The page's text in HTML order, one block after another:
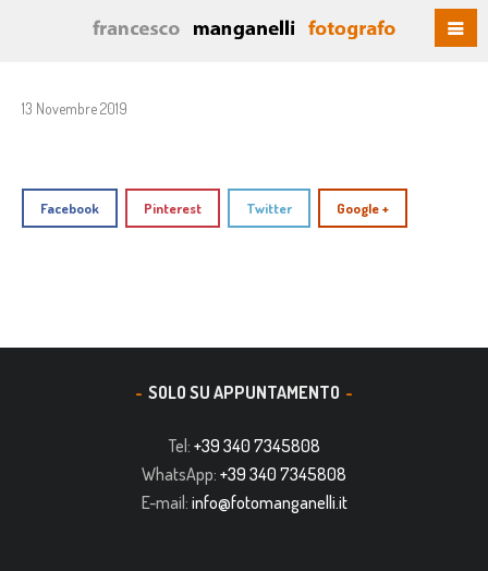
13 Novembre 2019
Facebook Pinterest Twitter Google +
SOLO SU APPUNTAMENTO
Tel: +39 340 7345808
WhatsApp: +39 340 7345808
E-mail: info@fotomanganelli.it